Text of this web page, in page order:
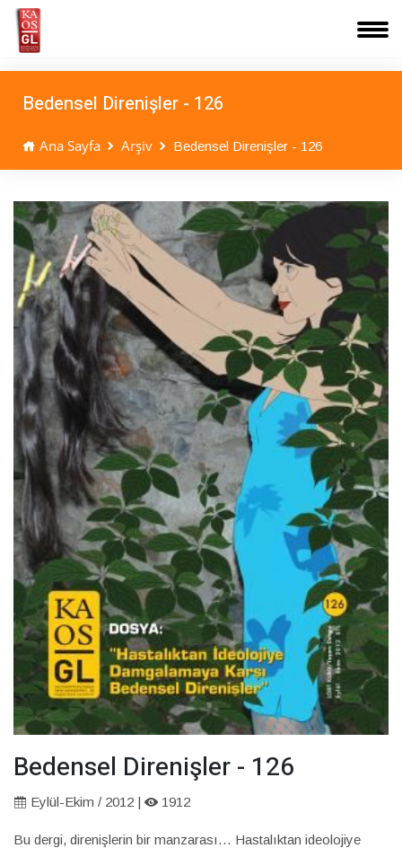
Bedensel Direnişler - 126
Ana Sayfa Arşiv Bedensel Direnişler - 126
Bedensel Direnişler - 126
Eylül-Ekim / 2012 | 1912
Bu dergi, direnişlerin bir manzarası… Hastalıktan ideolojiye